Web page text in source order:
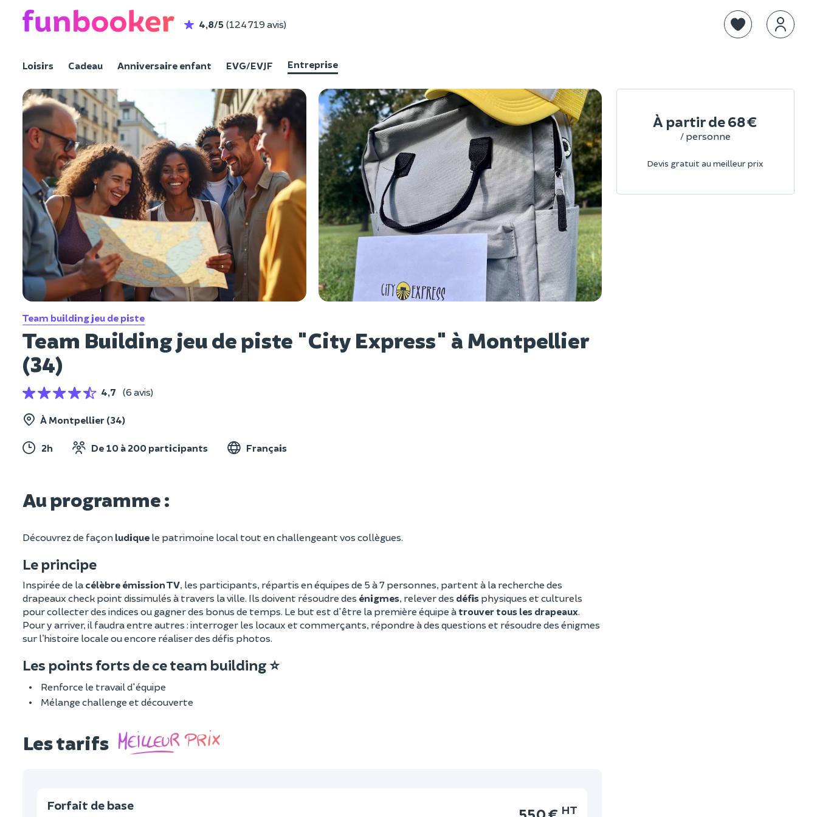
4,8/5 (124 719 avis)
Loisirs Cadeau Anniversaire enfant EVG/EVJF Entreprise
Voir les photos
Team building jeu de piste
Team Building jeu de piste "City Express" à Montpellier
(34)
4,7 (6 avis)
À Montpellier (34)
2h De 10 à 200 participants Français
Au programme :
Découvrez de façon ludique le patrimoine local tout en challengeant vos collègues.
Le principe
Inspirée de la célèbre émission TV, les participants, répartis en équipes de 5 à 7 personnes, partent à la recherche des
drapeaux check point dissimulés à travers la ville. Ils doivent résoudre des énigmes, relever des défis physiques et culturels
pour collecter des indices ou gagner des bonus de temps. Le but est d'être la première équipe à trouver tous les drapeaux.
Pour y arriver, il faudra entre autres : interroger les locaux et commerçants, répondre à des questions et résoudre des énigmes
sur l’histoire locale ou encore réaliser des défis photos.
Les points forts de ce team building ⭐
Renforce le travail d'équipe
Mélange challenge et découverte
Les tarifs
Forfait de base HT
À partir de68 €
/ personne
Devis gratuit au meilleur prix